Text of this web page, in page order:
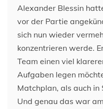
Alexander Blessin
vor der Partie
sich nun wieder
konzentrieren werde.
Team einen viel
Aufgaben legen
Matchplan, als auch in
Und genau das war